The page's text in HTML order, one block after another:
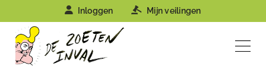
Inloggen Mijn veilingen